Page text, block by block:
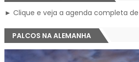
► Clique e veja a agenda completa
PALCOS NA ALEMANHA